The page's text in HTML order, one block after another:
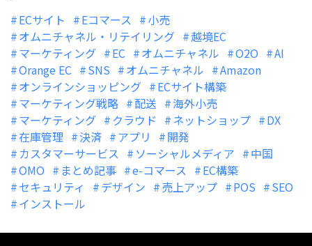
ECサイト Eコマース
小売
オムニチャネル・リテイリング
越境EC
マーケティング
EC オムニチャネル O2O
AI
Orange EC
SNS オムニチャネル
Amazon
オンラインショッピング
ECサイト構築
マーケティング戦略
配送
海外小売
マーケティング
クラウド ネットショップ
DX
在庫管理
決済 アプリ
開発
カスタマーサービス
ソーシャルメディア
中国
OMO
まとめ記事 e-コマース
EC構築
セキュリティ
デザイン 売上アップ POS
SEO
インストール